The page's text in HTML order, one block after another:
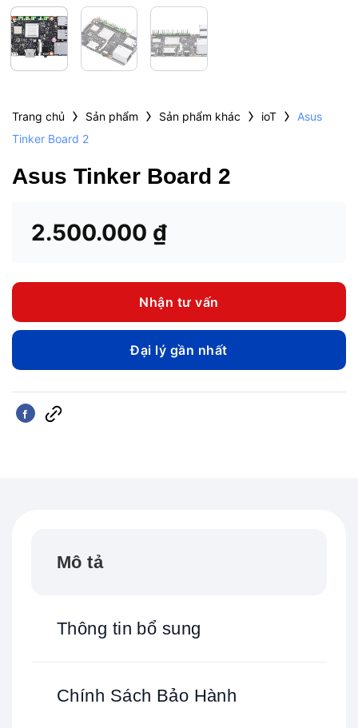
Trang chủ › Sản phẩm › Sản phẩm khác › ioT ›
Asus
Tinker Board 2
Asus Tinker Board 2
2.500.000 ₫
Nhận tư vấn
Đại lý gần nhất
Mô tả
Thông tin bổ sung
Chính Sách Bảo Hành